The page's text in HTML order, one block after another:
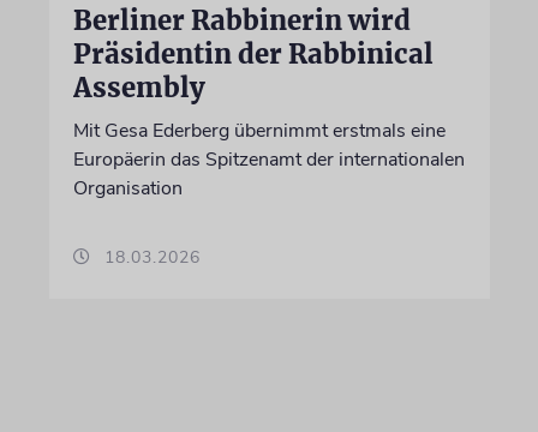
Berliner Rabbinerin wird
Präsidentin der Rabbinical
Assembly
Mit Gesa Ederberg übernimmt erstmals eine
Europäerin das Spitzenamt der internationalen
Organisation
18.03.2026